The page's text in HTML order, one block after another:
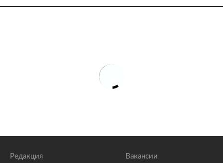
Редакция Вакансии